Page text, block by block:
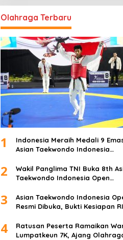
Olahraga Terbaru
1
Indonesia Meraih Medali 9
Asian Taekwondo Indonesia
2
Wakil Panglima TNI Buka 8th
Taekwondo Indonesia Open
3
Asian Taekwondo Indonesia
Resmi Dibuka, Bukti Kesiapan
4
Ratusan Peserta Ramaikan
Lumpatkeun 7K, Ajang